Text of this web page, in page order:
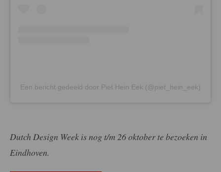
Een bericht gedeeld door Piet Hein Eek (@piet_hein_eek)
Dutch Design Week is nog t/m 26 oktober te bezoeken in
Eindhoven.